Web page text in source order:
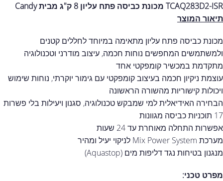
TCAQ283D2-ISR מכונת כביסה פתח עליון 8 ק"ג מבית Candy
תיאור המוצר
מכונת כביסה פתח עליון מתאימה במיוחד לחללים קטנים
ולמשתמשים המחפשים נוחות חכמה, עיצוב מודרני וטכנולוגיה
מתקדמת במכשיר קומפקטי אחד
עוצמת ניקיון חכמה בעיצוב קומפקטי עם גימור יוקרתי, נוחות שימוש
ויכולות קישוריות מהשורה הראשונה
הבחירה האידיאלית למי שמבקש טכנולוגיה, סגנון ויעילות בלי פשרות
17 תוכניות כביסה מגוונות
אפשרות התחלה מאוחרת עד 24 שעות
מערכת Mix Power System לניקוי יעיל ומהיר
מנגנון בטיחות נגד דליפות מים (Aquastop)
מפרט טכני: